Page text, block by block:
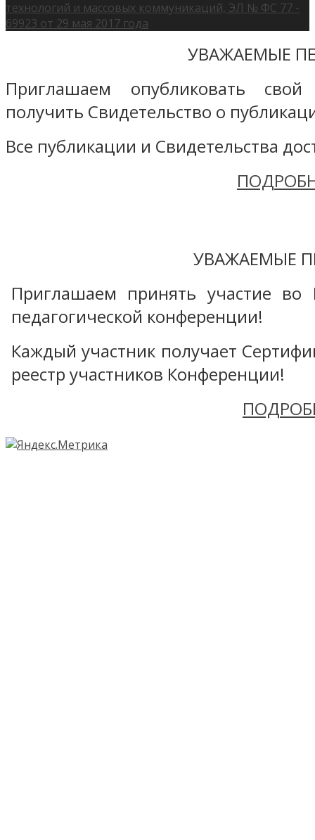
технологий и массовых коммуникаций, ЭЛ № ФС 77 -
69923 от 29 мая 2017 года
УВАЖАЕМЫЕ
Приглашаем опубликовать
получить Свидетельство о
Все публикации и Свидетельства
УВАЖАЕМЫЕ
Приглашаем принять участие во
педагогической конференции!
Каждый участник получает
реестр участников Конференции!